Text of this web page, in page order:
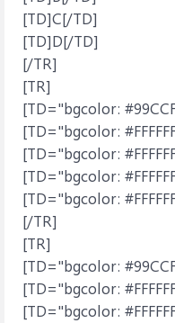
[TD]C[/TD]
[TD]D[/TD]
[/TR]
[TR]
[TD="bgcolor:
[TD="bgcolor:
[TD="bgcolor:
[TD="bgcolor:
[TD="bgcolor:
[/TR]
[TR]
[TD="bgcolor:
[TD="bgcolor:
[TD="bgcolor: